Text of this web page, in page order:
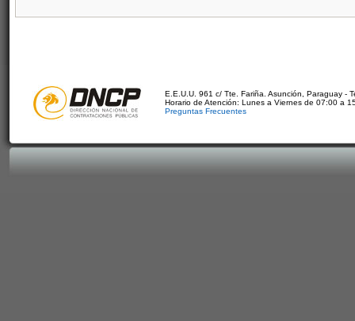
E.E.U.U. 961 c/ Tte. Fariña. Asunción, Paraguay -
Horario de Atención: Lunes a Viernes de 07:00 a
Preguntas Frecuentes